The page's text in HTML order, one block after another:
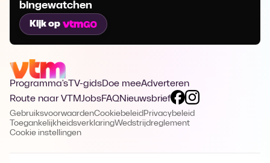
bingewatchen
Kijk op
Programma's TV-gidsDoe meeAdverteren
Route naar VTMJobsFAQNieuwsbrief
GebruiksvoorwaardenCookiebeleid Privacybeleid
ToegankelijkheidsverklaringWedstrijdreglement
Cookie instellingen